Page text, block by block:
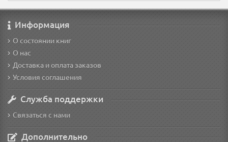
Информация
О состоянии книг
О нас
Доставка и оплата заказов
Условия соглашения
Служба поддержки
Связаться с нами
Дополнительно